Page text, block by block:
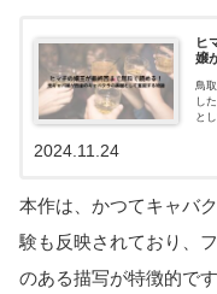
ヒ
嬢
鳥
し
と
で
2024.11.24
本作は、かつてキャバ
験も反映されており、
のある描写が特徴的で